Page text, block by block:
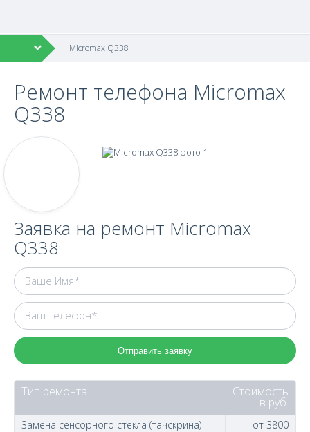
Micromax Q338
Ремонт телефона Micromax
Q338
Заявка на ремонт Micromax
Q338
Отправить заявку
Тип ремонта Стоимость
в руб.
Замена сенсорного стекла (тачскрина)
от 3800